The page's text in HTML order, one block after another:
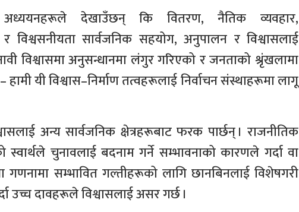
अध्ययनहरूले देखाउँछन् कि वितरण, नैतिक व्यवहार,
विश्वसनीयता सार्वजनिक सहयोग, अनुपालन र विश्वासलाई
विश्वासमा अनुसन्धानमा लंगुर गरिएको र जनताको श्रृंखलामा
यी विश्वास–निर्माण तत्वहरूलाई निर्वाचन संस्थाहरूमा लागू
अन्य सार्वजनिक क्षेत्रहरूबाट फरक पार्छन् । राजनीतिक
चुनावलाई बदनाम गर्ने सम्भावनाको कारणले गर्दा वा
सम्भावित गल्तीहरूको लागि छानबिनलाई विशेषगरी
उच्च दावहरूले विश्वासलाई असर गर्छ ।